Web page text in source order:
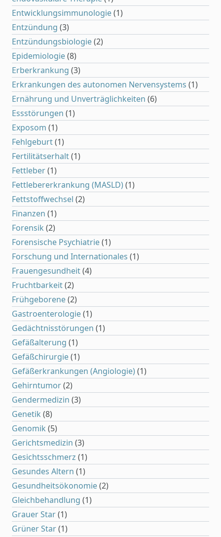
Entwicklungsimmunologie(1)
Entzündung (3)
Entzündungsbiologie(2)
Epidemiologie(8)
Erberkrankung (3)
Erkrankungen des autonomen Nervensystems (1)
Ernährung und Unverträglichkeiten (6)
Essstörungen (1)
Exposom (1)
Fehlgeburt(1)
Fertilitätserhalt(1)
Fettleber(1)
Fettlebererkrankung (MASLD)(1)
Fettstoffwechsel (2)
Finanzen (1)
Forensik (2)
Forensische Psychiatrie(1)
Forschung und Internationales (1)
Frauengesundheit(4)
Fruchtbarkeit(2)
Frühgeborene(2)
Gastroenterologie(1)
Gedächtnisstörungen (1)
Gefäßalterung (1)
Gefäßchirurgie(1)
Gefäßerkrankungen (Angiologie)(1)
Gehirntumor(2)
Gendermedizin (3)
Genetik (8)
Genomik (5)
Gerichtsmedizin (3)
Gesichtsschmerz (1)
Gesundes Altern (1)
Gesundheitsökonomie(2)
Gleichbehandlung (1)
Grauer Star(1)
Grüner Star(1)